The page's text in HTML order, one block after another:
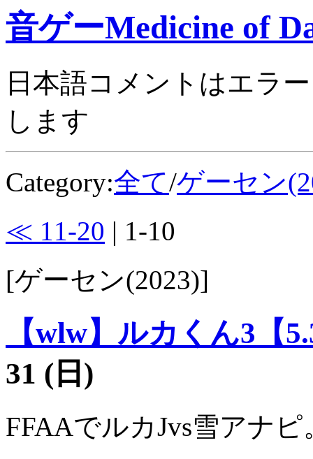
音ゲーMedicine of
日本語コメントはエラ
します
Category:全て/ゲーセン
≪ 11-20 | 1-10
[ゲーセン(2023)]
【wlw】ルカくん3【
31 (日)
FFAAでルカJvs雪アナピ